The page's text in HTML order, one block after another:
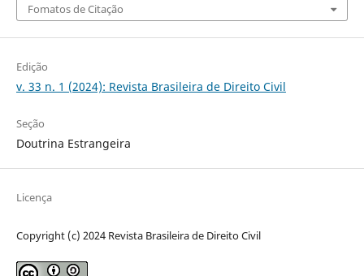
Fomatos de Citação
Edição
v. 33 n. 1 (2024): Revista Brasileira de Direito Civil
Seção
Doutrina Estrangeira
Licença
Copyright (c) 2024 Revista Brasileira de Direito Civil